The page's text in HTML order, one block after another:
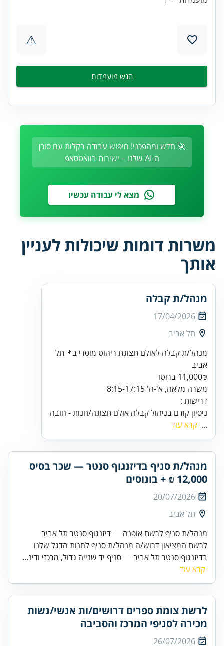
⚠
הגש מועמדות
🚀 חדש ומהפכני! חיפוש עבודה בקלות עם סוכן
ה-AI שלנו – ישירות בוואטסאפ
מצא לי עבודה עכשיו
משרות דומות שיכולות לעניין
אותך
מנהל/ת קבלה
17/04/2026
תל אביב
אביב
11,000₪ ברוטו
משרה מלאה, א'-ה' 8:15-17:15
דרישות :
ניסיון קודם בניהול קבלה אולם תצוגה/חנות - חובה
... קרא עוד
מנהל/ת סניף בדיזנגוף סנטר — שכר בסיס
12,000 ₪ + בונוסים
20/07/2026
תל אביב
מנהל/ת סניף לרשת אופנה — דיזנגוף סנטר תל אביב
לרשת המציאון דרוש/ה מנהל/ת סניף לחנות הדגל שלנו
בדיזנגוף סנטר תל אביב — סניף יד שנייה גדול, מרכזי ודינ...
קרא עוד
לרשת צומת ספרים דרושים/ות אנשי/נשות
מכירה לסניפי המרכז והסביבה
26/07/2026